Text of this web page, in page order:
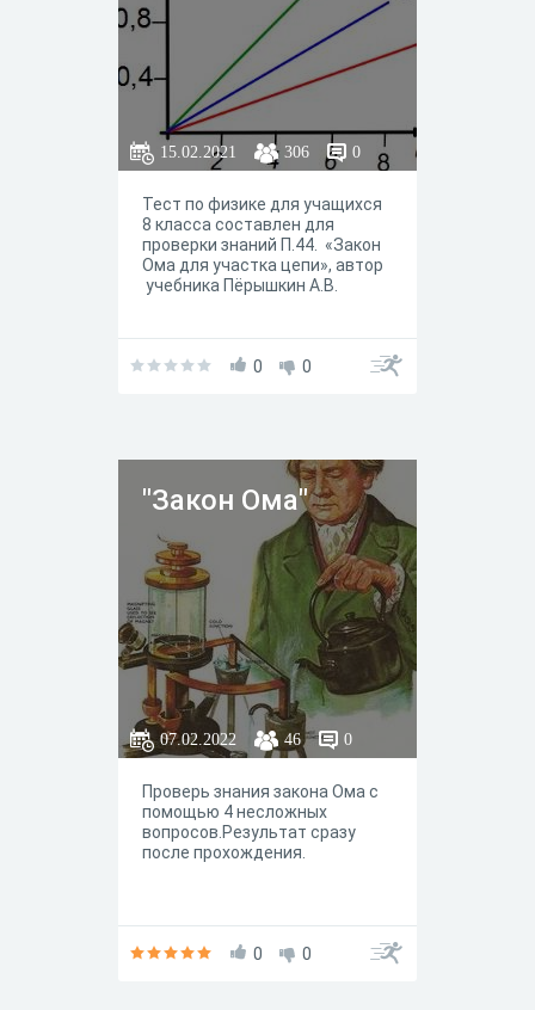
15.02.2021 306 0
Тест по физике для учащихся
8 класса составлен для
проверки знаний П.44. «Закон
Ома для участка цепи», автор
учебника Пёрышкин А.В.
0 0
"Закон Ома"
07.02.2022 46 0
Проверь знания закона Ома с
помощью 4 несложных
вопросов.Результат сразу
после прохождения.
0 0